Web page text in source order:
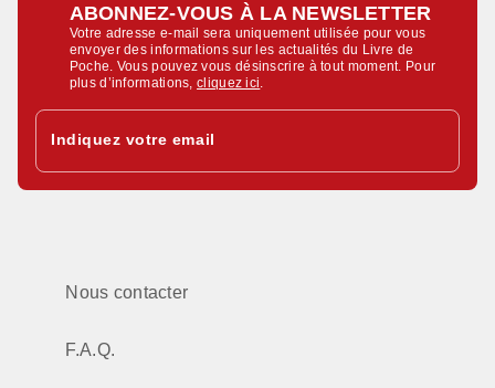
ABONNEZ-VOUS À LA NEWSLETTER
Votre adresse e-mail sera uniquement utilisée pour vous
envoyer des informations sur les actualités du Livre de
Poche. Vous pouvez vous désinscrire à tout moment. Pour
plus d’informations,cliquez ici
Indiquez votre email
Nous contacter
F.A.Q.